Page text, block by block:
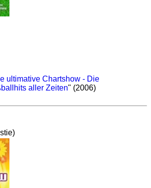
ultimative Chartshow - Die
aller Zeiten" (2006)